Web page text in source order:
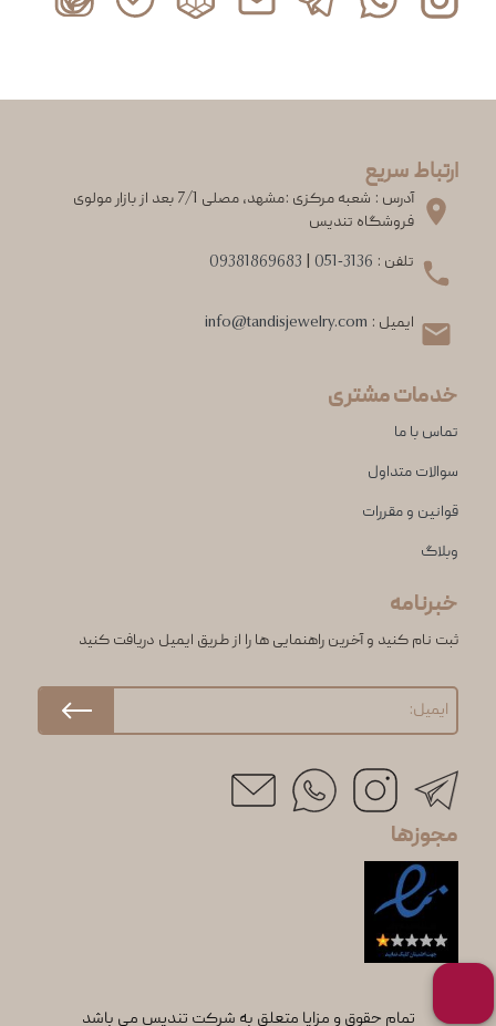
ارتباط سریع
آدرس : شعبه مرکزی :مشهد، مصلی 7/1 بعد از بازار مولوی
فروشگاه تندیس
تلفن : 051-3136
09381869683
ایمیل : info@tandisjewelry.com
خدمات مشتری
تماس با ما
سوالات متداول
قوانین و مقررات
وبلاگ
خبرنامه
ثبت نام کنید و آخرین راهنمایی ها را از طریق ایمیل دریافت کنید
مجوزها
تمام حقوق و مزایا متعلق به شرکت تندیس می باشد